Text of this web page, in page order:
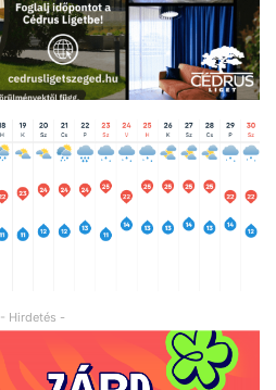
- Hirdetés -